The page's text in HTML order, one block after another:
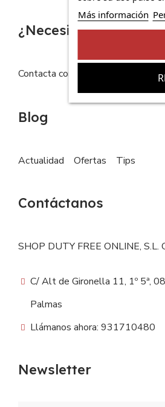
Más información
¿Necesitas ayuda?
Contacta con nosotros
Blog
Actualidad Ofertas Tips
Contáctanos
SHOP DUTY FREE ONLINE,
C/ Alt de Gironella 11, 1º 5ª,
Palmas
Llámanos ahora: 931710480
Newsletter